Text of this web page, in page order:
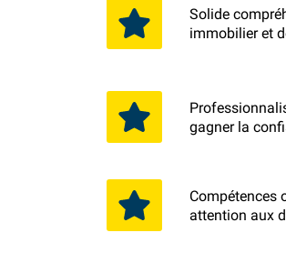
Solide
immobilier et
gagner la
Compétences
attention aux